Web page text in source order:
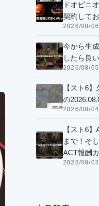
ドオピニ
契約して
2026/08/06
今から生
したら良
2026/08/05
【スト6
の
2026/08/04
【スト6
まで！そ
ACT報酬
2026/08/03